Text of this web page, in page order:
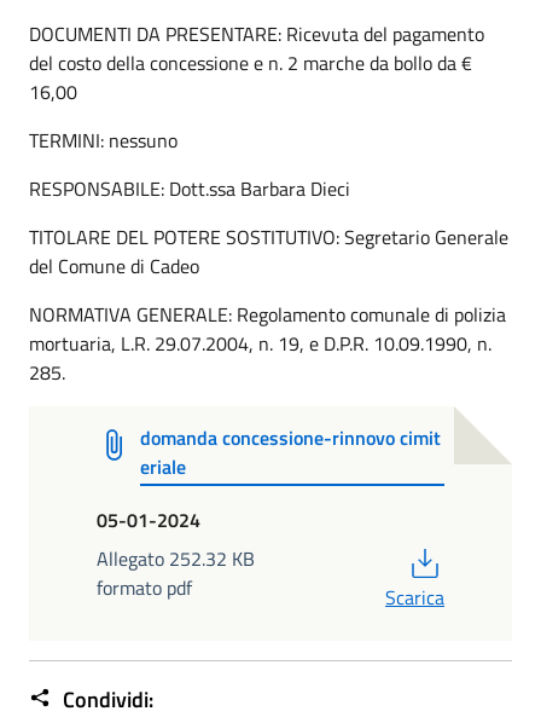
DOCUMENTI DA PRESENTARE: Ricevuta del pagamento
del costo della concessione e n. 2 marche da bollo da €
16,00
TERMINI: nessuno
RESPONSABILE: Dott.ssa Barbara Dieci
TITOLARE DEL POTERE SOSTITUTIVO: Segretario Generale
del Comune di Cadeo
NORMATIVA GENERALE: Regolamento comunale di polizia
mortuaria, L.R. 29.07.2004, n. 19, e D.P.R. 10.09.1990, n.
285.
domanda concessione-rinnovo cimit
eriale
05-01-2024
Allegato 252.32 KB
formato pdf
Scarica
Condividi: